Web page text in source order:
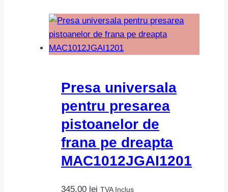
Presa universala
pentru presarea
pistoanelor de
frana pe dreapta
MAC1012JGAI1201
345,00 lei TVA Inclus